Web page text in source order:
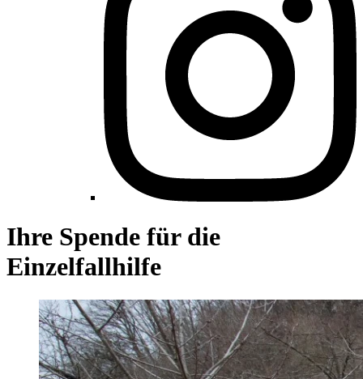
Ihre Spende für die
Einzelfallhilfe